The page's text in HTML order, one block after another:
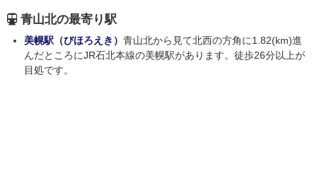
青山北の最寄り駅
美幌駅（びほろえき） 青山北から見て北西の方角に1.82(km)進
んだところにJR石北本線の美幌駅があります。徒歩26分以上が
目処です。